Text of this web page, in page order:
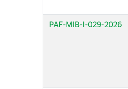
PAF-MIB-I-029-2026